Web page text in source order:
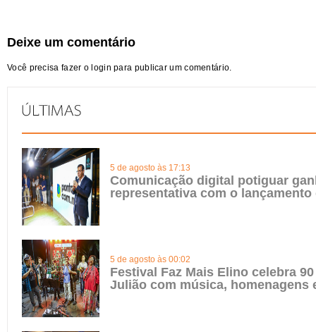
Deixe um comentário
Você precisa fazer o login para publicar um comentário.
5 de agosto às 17:13
Comunicação digital potiguar
representativa com o lançamento
5 de agosto às 00:02
Festival Faz Mais Elino celebra
Julião com música, homenagens